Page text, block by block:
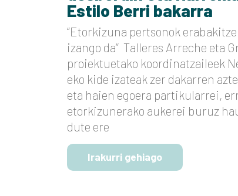
Estilo Berri bakarra
“Etorkizuna pertsonok
izango da“ Talleres Arreche eta
proiektuetako koordinatzaileek
eko kide izateak zer dakarren
eta haien egoera partikularrei,
etorkizunerako aukerei buruz
dute ere
Irakurri gehiago